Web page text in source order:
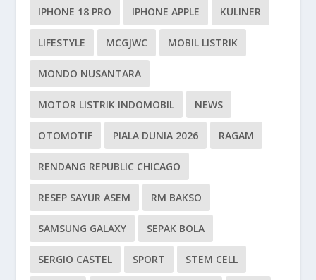
IPHONE 18 PRO IPHONE APPLE KULINER
LIFESTYLE MCGJWC MOBIL LISTRIK
MONDO NUSANTARA
MOTOR LISTRIK INDOMOBIL NEWS
OTOMOTIF PIALA DUNIA 2026 RAGAM
RENDANG REPUBLIC CHICAGO
RESEP SAYUR ASEM RM BAKSO
SAMSUNG GALAXY SEPAK BOLA
SERGIO CASTEL SPORT STEM CELL